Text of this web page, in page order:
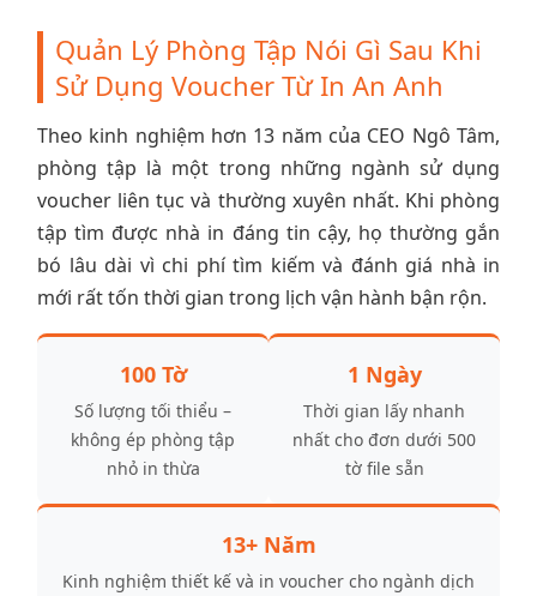
Quản Lý Phòng Tập Nói Gì Sau Khi
Sử Dụng Voucher Từ In An Anh
Theo kinh nghiệm hơn 13 năm của CEO Ngô Tâm,
phòng tập là một trong những ngành sử dụng
voucher liên tục và thường xuyên nhất. Khi phòng
tập tìm được nhà in đáng tin cậy, họ thường gắn
bó lâu dài vì chi phí tìm kiếm và đánh giá nhà in
mới rất tốn thời gian trong lịch vận hành bận rộn.
100 Tờ
Số lượng tối thiểu –
không ép phòng tập
nhỏ in thừa
1 Ngày
Thời gian lấy nhanh
nhất cho đơn dưới 500
tờ file sẵn
13+ Năm
Kinh nghiệm thiết kế và in voucher cho ngành dịch